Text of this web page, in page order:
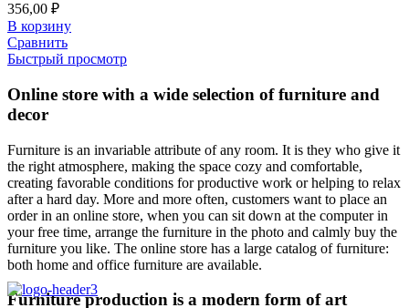
356,00 ₽
В корзину
Сравнить
Быстрый просмотр
Online store with a wide selection of furniture and
decor
Furniture is an invariable attribute of any room. It is they who give it
the right atmosphere, making the space cozy and comfortable,
creating favorable conditions for productive work or helping to relax
after a hard day. More and more often, customers want to place an
order in an online store, when you can sit down at the computer in
your free time, arrange the furniture in the photo and calmly buy the
furniture you like. The online store has a large catalog of furniture:
both home and office furniture are available.
Furniture production is a modern form of art